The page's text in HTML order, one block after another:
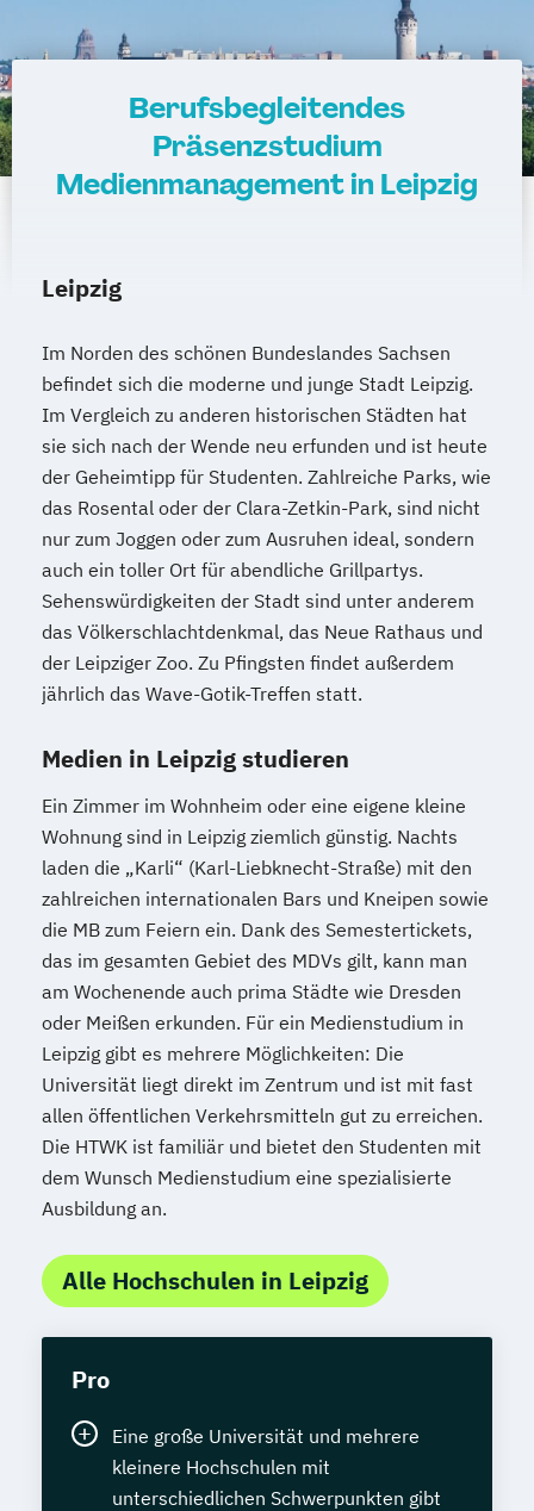
Berufsbegleitendes
Präsenzstudium
Medienmanagement in Leipzig
Leipzig
Im Norden des schönen Bundeslandes Sachsen
befindet sich die moderne und junge Stadt Leipzig.
Im Vergleich zu anderen historischen Städten hat
sie sich nach der Wende neu erfunden und ist heute
der Geheimtipp für Studenten. Zahlreiche Parks, wie
das Rosental oder der Clara-Zetkin-Park, sind nicht
nur zum Joggen oder zum Ausruhen ideal, sondern
auch ein toller Ort für abendliche Grillpartys.
Sehenswürdigkeiten der Stadt sind unter anderem
das Völkerschlachtdenkmal, das Neue Rathaus und
der Leipziger Zoo. Zu Pfingsten findet außerdem
jährlich das Wave-Gotik-Treffen statt.
Medien in Leipzig studieren
Ein Zimmer im Wohnheim oder eine eigene kleine
Wohnung sind in Leipzig ziemlich günstig. Nachts
laden die „Karli“ (Karl-Liebknecht-Straße) mit den
zahlreichen internationalen Bars und Kneipen sowie
die MB zum Feiern ein. Dank des Semestertickets,
das im gesamten Gebiet des MDVs gilt, kann man
am Wochenende auch prima Städte wie Dresden
oder Meißen erkunden. Für ein Medienstudium in
Leipzig gibt es mehrere Möglichkeiten: Die
Universität liegt direkt im Zentrum und ist mit fast
allen öffentlichen Verkehrsmitteln gut zu erreichen.
Die HTWK ist familiär und bietet den Studenten mit
dem Wunsch Medienstudium eine spezialisierte
Ausbildung an.
Alle Hochschulen in Leipzig
Pro
Eine große Universität und mehrere
kleinere Hochschulen mit
unterschiedlichen Schwerpunkten gibt